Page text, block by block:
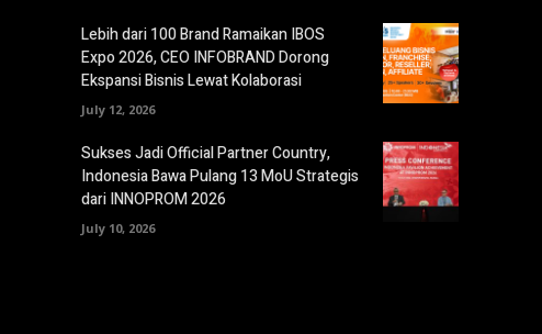
Lebih dari 100 Brand Ramaikan IBOS
Expo 2026, CEO INFOBRAND Dorong
Ekspansi Bisnis Lewat Kolaborasi
July 12, 2026
Sukses Jadi Official Partner Country,
Indonesia Bawa Pulang 13 MoU Strategis
dari INNOPROM 2026
July 10, 2026